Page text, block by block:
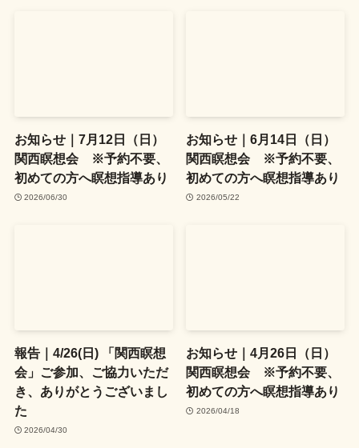
お知らせ｜7月12日（日）
関西瞑想会 ※予約不要、
初めての方へ瞑想指導あり
2026/06/30
お知らせ｜6月14日（日）
関西瞑想会 ※予約不要、
初めての方へ瞑想指導あり
2026/05/22
報告｜4/26(日) 「関西瞑想
会」ご参加、ご協力いただ
き、ありがとうございまし
た
2026/04/30
お知らせ｜4月26日（日）
関西瞑想会 ※予約不要、
初めての方へ瞑想指導あり
2026/04/18